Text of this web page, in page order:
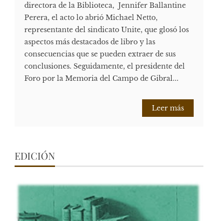
directora de la Biblioteca, Jennifer Ballantine
Perera, el acto lo abrió Michael Netto,
representante del sindicato Unite, que glosó los
aspectos más destacados de libro y las
consecuencias que se pueden extraer de sus
conclusiones. Seguidamente, el presidente del
Foro por la Memoria del Campo de Gibral...
Leer más
EDICIÓN